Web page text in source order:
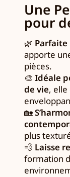
Une
pour
🌿
apporte
pièces.
🎨 Idéale
de vie,
🏡
plus
💨 Laisse
formation